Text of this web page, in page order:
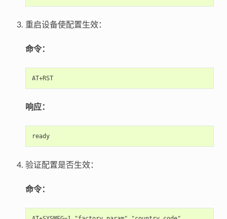
重启设备使配置生效：
命令：
AT+RST
响应：
ready
验证配置是否生效：
命令：